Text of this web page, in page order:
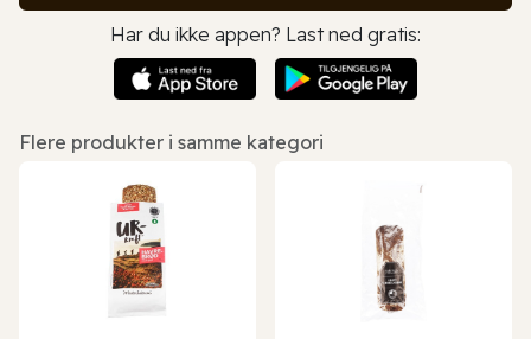
Har du ikke appen? Last ned gratis:
Flere produkter i samme kategori